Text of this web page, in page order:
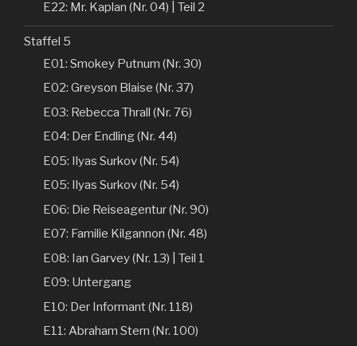
E22: Mr. Kaplan (Nr. 04) | Teil 2
Staffel 5
E01: Smokey Putnum (Nr. 30)
E02: Greyson Blaise (Nr. 37)
E03: Rebecca Thrall (Nr. 76)
E04: Der Endling (Nr. 44)
E05: Ilyas Surkov (Nr. 54)
E05: Ilyas Surkov (Nr. 54)
E06: Die Reiseagentur (Nr. 90)
E07: Familie Kilgannon (Nr. 48)
E08: Ian Garvey (Nr. 13) | Teil 1
E09: Untergang
E10: Der Informant (Nr. 118)
E11: Abraham Stern (Nr. 100)